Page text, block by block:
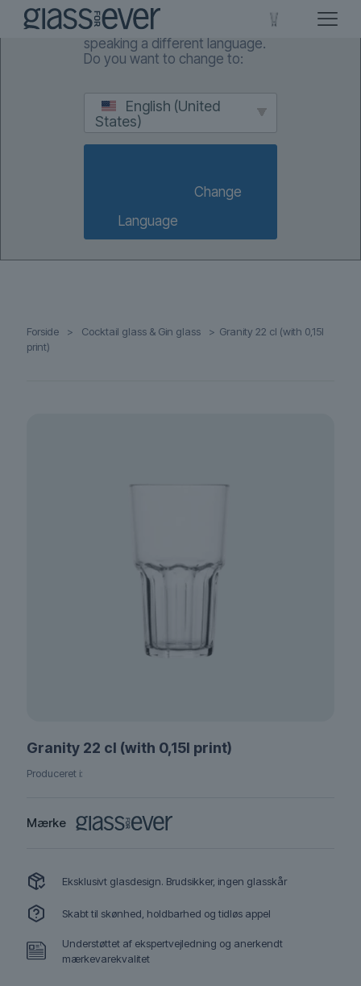
We've detected you might be
speaking a different language.
Do you want to change to:
English (United
States)
Language
Forside > Cocktail glass & Gin glass > Granity 22 cl (with 0,15l
print)
Granity 22 cl (with 0,15l print)
Produceret i:
Mærke
Eksklusivt glasdesign. Brudsikker, ingen glasskår
Skabt til skønhed, holdbarhed og tidløs appel
Understøttet af ekspertvejledning og anerkendt
mærkevarekvalitet